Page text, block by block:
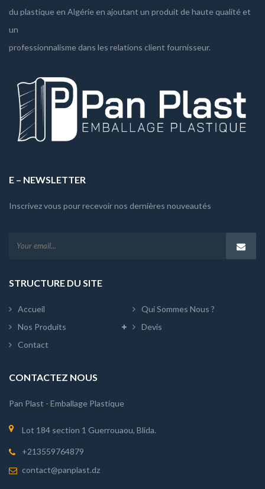
du plastique en Algérie en ajoutant un produit de haute qualité et
un
professionnalisme dans les relations client fournisseur.
E – NEWSLETTER
Inscrivez vous pour recevoir nos dernières nouveautés
STRUCTURE DU SITE
Accueil
Qui Sommes Nous ?
Nos Produits
Devis
Contact
CONTACTEZ NOUS
Pan Plast - Emballage Plastique
Lot 184 section 1 Guerrouaou, Blida.
+213559764879
contact@panplast.dz